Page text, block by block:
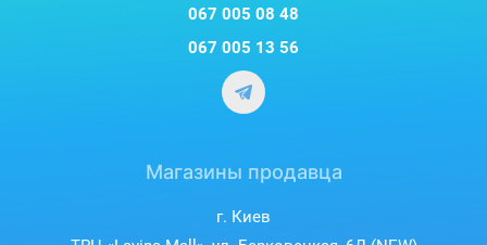
Воздушное сопло имеет двойную изоляцию. Такая
температуру внешней части сопла во время обдува и
уменьшает возможность получения ожогов. Насадка
вращается на 360°, что позволяет укладывать волосы под
питания длиной 1,7 м дополнительно усилен и выдерживает
067 005 08 48
067 005 13 56
Магазины продавца
г. Киев